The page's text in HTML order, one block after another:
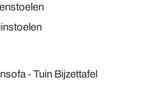
Tuin Bijzettafel